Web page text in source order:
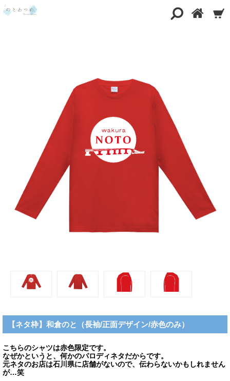
【ネタ枠】和倉のと（長袖/正面デザイン/赤色のみ）
こちらのシャツは赤色限定です。
なぜかというと、何かのパロディネタだからです。
元ネタのお店は石川県に店舗がないので、伝わらないかもしれません
が…笑